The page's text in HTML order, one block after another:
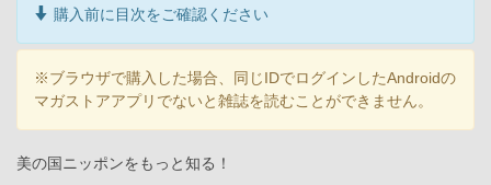
購入前に目次をご確認ください
※ブラウザで購入した場合、同じIDでログインしたAndroidの
マガストアアプリでないと雑誌を読むことができません。
美の国ニッポンをもっと知る！